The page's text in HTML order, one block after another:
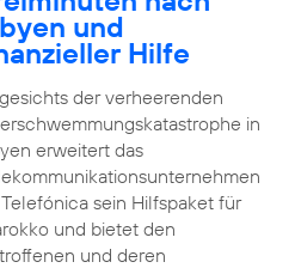
und
Hilfe
der verheerenden
in
erweitert das
sein Hilfspaket für
und bietet den
und deren